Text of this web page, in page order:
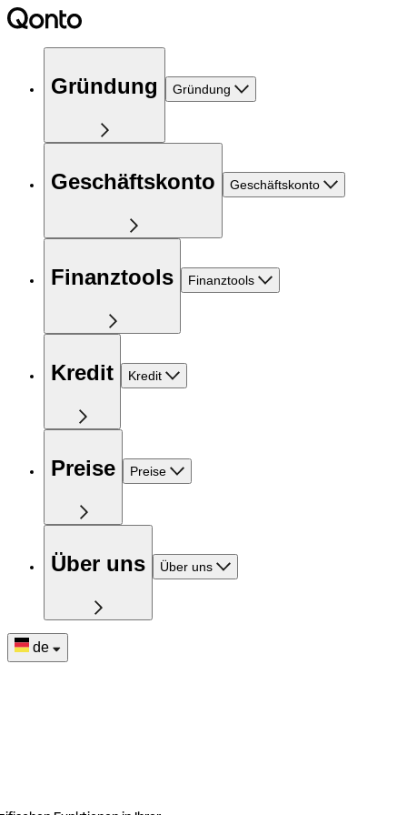
Gründung Gründung
Geschäftskonto Geschäftskonto
Finanztools Finanztools
Kredit Kredit
Preise Preise
Über uns Über uns
de